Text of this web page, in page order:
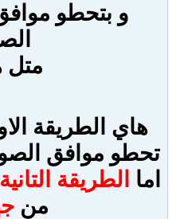
و بتحطو
متل
هاي الطريقة
تحطو موافق
اما
الطريقة التانية
من